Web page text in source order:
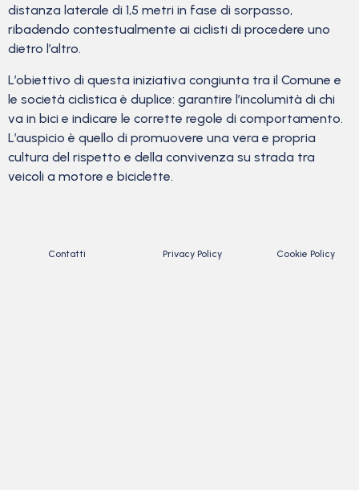
distanza laterale di 1,5 metri in fase di sorpasso,
ribadendo contestualmente ai ciclisti di procedere uno
dietro l’altro.
L’obiettivo di questa iniziativa congiunta tra il Comune e
le società ciclistica è duplice: garantire l’incolumità di chi
va in bici e indicare le corrette regole di comportamento.
L’auspicio è quello di promuovere una vera e propria
cultura del rispetto e della convivenza su strada tra
veicoli a motore e biciclette.
Contatti Privacy Policy Cookie Policy